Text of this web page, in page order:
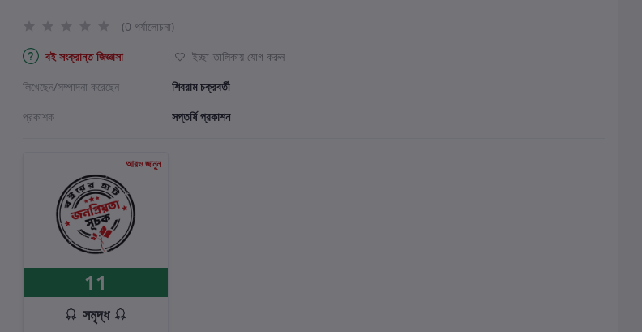
(0 পর্যালোচনা)
বই সংক্রান্ত জিজ্ঞাসা
ইচ্ছা-তালিকায় যোগ করুন
লিখেছেন/সম্পাদনা করেছেন
শিবরাম চক্রবর্তী
প্রকাশক
সপ্তর্ষি প্রকাশন
আরও জানুন
11
সমৃদ্ধ